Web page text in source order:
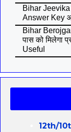
Bihar Jeevika
Answer Key
Bihar
पास को मिलेगा
Useful
12th/